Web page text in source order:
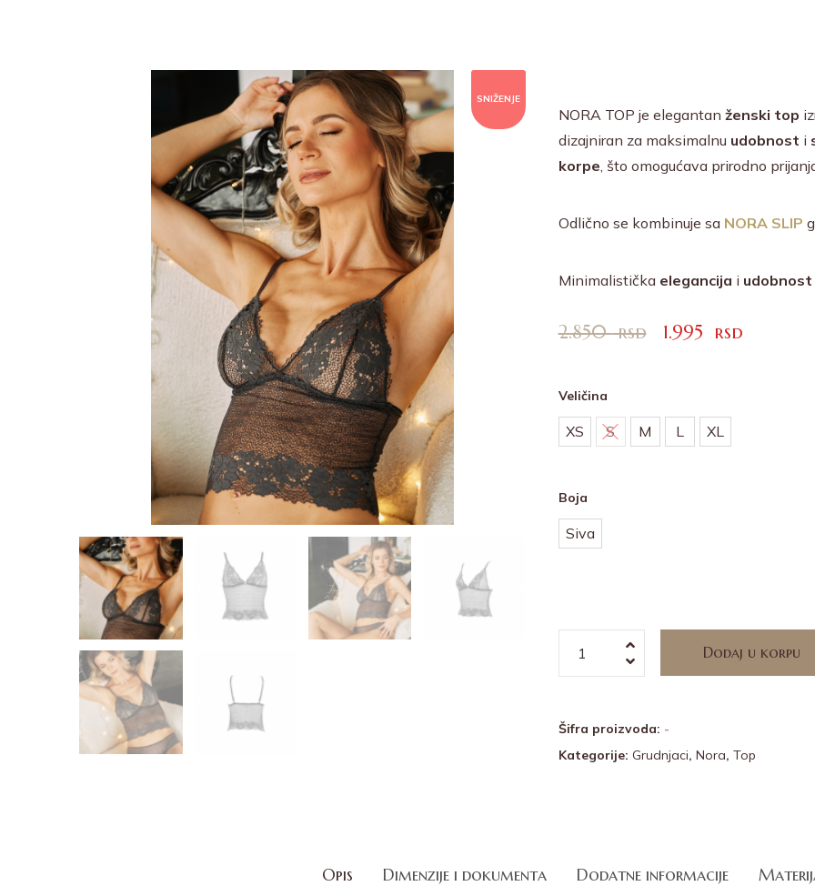
Sofia
Cascade
Nora
Stripes
Ela
Rosie
Mari
Julia
Tiramisu
Viola
Grace
Luna
Ivy
Micado
SNIŽENJE
NORA TOP je elegantan ženski top
dizajniran za maksimalnu udobnost i
korpe, što omogućava prirodno
Odlično se kombinuje sa NORA SLIP
Minimalistička elegancija i udobnost
2.850rsd 1.995 rsd
Veličina
XS S M L XL
Boja
Siva
Dodaj u korpu
Šifra proizvoda: -
Kategorije: Grudnjaci, Nora, Top
Opis Dimenzije i dokumenta Dodatne informacije